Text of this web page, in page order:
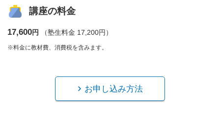
講座の料金
17,600円 （塾生料金 17,200円）
※料金に教材費、消費税を含みます。
お申し込み方法